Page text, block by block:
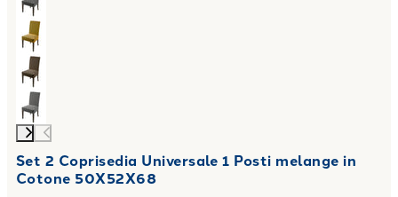
Set 2 Coprisedia Universale 1 Posti melange in
Cotone 50X52X68